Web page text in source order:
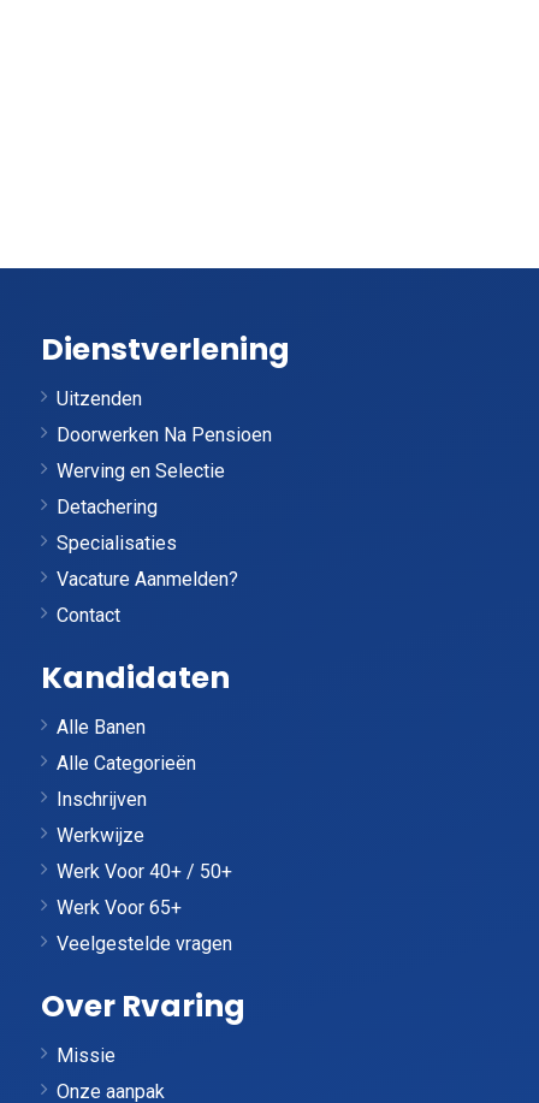
Dienstverlening
Uitzenden
Doorwerken Na Pensioen
Werving en Selectie
Detachering
Specialisaties
Vacature Aanmelden?
Contact
Kandidaten
Alle Banen
Alle Categorieën
Inschrijven
Werkwijze
Werk Voor 40+ / 50+
Werk Voor 65+
Veelgestelde vragen
Over Rvaring
Missie
Onze aanpak